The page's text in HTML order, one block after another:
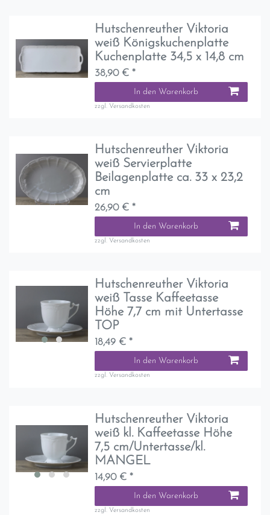
Hutschenreuther Viktoria
weiß Königskuchenplatte
Kuchenplatte 34,5 x 14,8 cm
38,90 € *
In den Warenkorb
zzgl. Versandkosten
Hutschenreuther Viktoria
weiß Servierplatte
Beilagenplatte ca. 33 x 23,2
cm
26,90 € *
In den Warenkorb
zzgl. Versandkosten
Hutschenreuther Viktoria
weiß Tasse Kaffeetasse
Höhe 7,7 cm mit Untertasse
TOP
18,49 € *
In den Warenkorb
zzgl. Versandkosten
Hutschenreuther Viktoria
weiß kl. Kaffeetasse Höhe
7,5 cm/Untertasse/kl.
MANGEL
14,90 € *
In den Warenkorb
zzgl. Versandkosten